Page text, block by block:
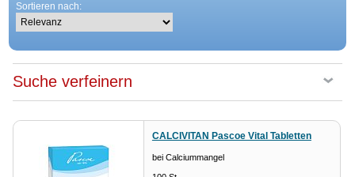
Sortieren nach:
Suche verfeinern
CALCIVITAN Pascoe Vital Tabletten
bei Calciummangel